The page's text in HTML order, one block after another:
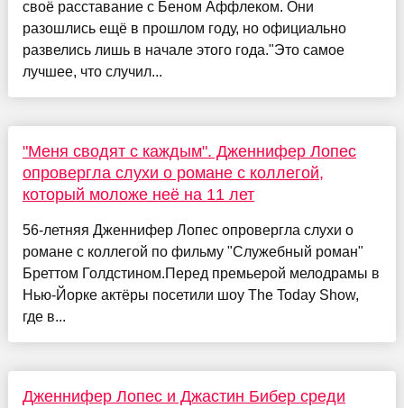
своё расставание с Беном Аффлеком. Они
разошлись ещё в прошлом году, но официально
развелись лишь в начале этого года."Это самое
лучшее, что случил...
"Меня сводят с каждым". Дженнифер Лопес
опровергла слухи о романе с коллегой,
который моложе неё на 11 лет
56-летняя Дженнифер Лопес опровергла слухи о
романе с коллегой по фильму "Служебный роман"
Бреттом Голдстином.Перед премьерой мелодрамы в
Нью-Йорке актёры посетили шоу The Today Show,
где в...
Дженнифер Лопес и Джастин Бибер среди